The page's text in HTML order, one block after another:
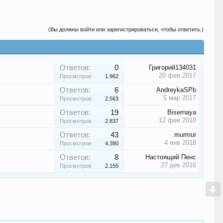
(Вы должны войти или зарегистрироваться, чтобы ответить.)
Ответов: 0
Просмотров: 1.962
Григорий134031
20 фев 2017
Ответов: 6
Просмотров: 2.563
AndreykaSPb
5 мар 2017
Ответов: 19
Просмотров: 2.837
Bisernaya
12 фев 2018
Ответов: 43
Просмотров: 4.390
murmur
4 янв 2018
Ответов: 8
Просмотров: 2.155
Настоящий Пенс
27 дек 2016